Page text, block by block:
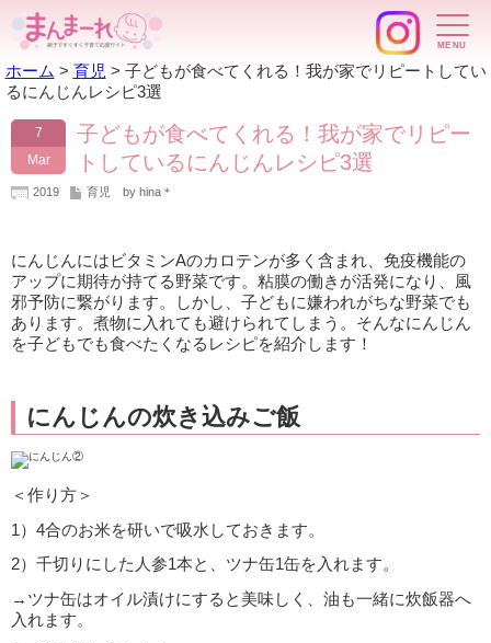
ホーム > 育児 > 子どもが食べてくれる！我が家でリピートしてい
るにんじんレシピ3選
7
Mar
子どもが食べてくれる！我が家でリピー
トしているにんじんレシピ3選
2019 育児 by hina＊
にんじんにはビタミンAのカロテンが多く含まれ、免疫機能の
アップに期待が持てる野菜です。粘膜の働きが活発になり、風
邪予防に繋がります。しかし、子どもに嫌われがちな野菜でも
あります。煮物に入れても避けられてしまう。そんなにんじん
を子どもでも食べたくなるレシピを紹介します！
にんじんの炊き込みご飯
＜作り方＞
1）4合のお米を研いで吸水しておきます。
2）千切りにした人参1本と、ツナ缶1缶を入れます。
→ツナ缶はオイル漬けにすると美味しく、油も一緒に炊飯器へ
入れます。